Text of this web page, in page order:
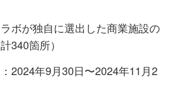
ボが独自に選出した商業施設の
340箇所）
2024年9月30日〜2024年11月2